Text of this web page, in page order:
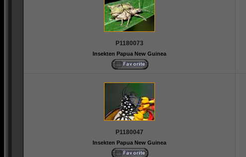
P1180073
Insekten Papua New Guinea
P1180047
Insekten Papua New Guinea